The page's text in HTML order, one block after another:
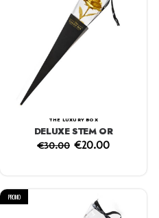
THE LUXURY BOX
DELUXE STEM OR
€30.00 €20.00
PROMO